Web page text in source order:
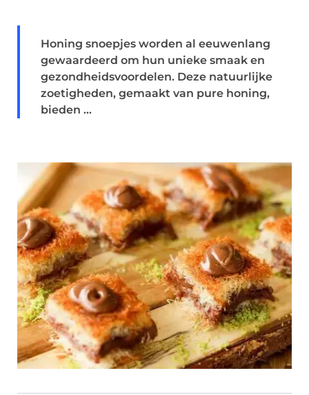
Honing snoepjes worden al eeuwenlang
gewaardeerd om hun unieke smaak en
gezondheidsvoordelen. Deze natuurlijke
zoetigheden, gemaakt van pure honing,
bieden ...